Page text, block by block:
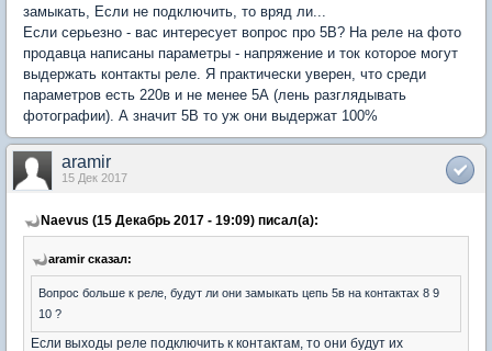
замыкать, Если не подключить, то вряд ли...
Если серьезно - вас интересует вопрос про 5В? На реле на фото
продавца написаны параметры - напряжение и ток которое могут
выдержать контакты реле. Я практически уверен, что среди
параметров есть 220в и не менее 5А (лень разглядывать
фотографии). А значит 5В то уж они выдержат 100%
aramir
15 Дек 2017
Naevus (15 Декабрь 2017 - 19:09) писал(а):
aramir сказал:
Вопрос больше к реле, будут ли они замыкать цепь 5в на контактах 8 9
10 ?
Если выходы реле подключить к контактам, то они будут их